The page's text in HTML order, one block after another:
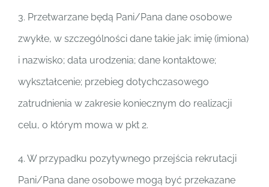
3. Przetwarzane będą Pani/Pana dane osobowe
zwykłe, w szczególności dane takie jak: imię (imiona)
i nazwisko; data urodzenia; dane kontaktowe;
wykształcenie; przebieg dotychczasowego
zatrudnienia w zakresie koniecznym do realizacji
celu, o którym mowa w pkt 2.
4. W przypadku pozytywnego przejścia rekrutacji
Pani/Pana dane osobowe mogą być przekazane